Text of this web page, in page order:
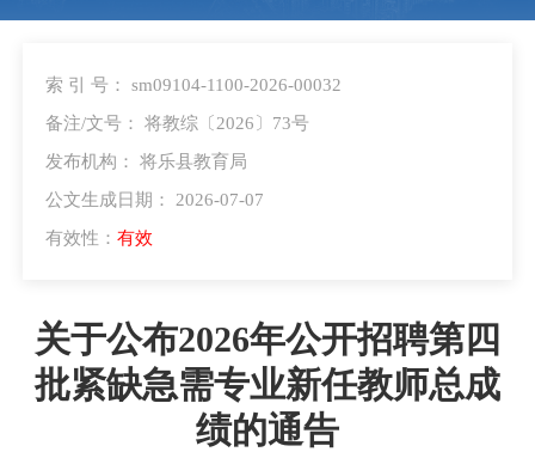
索 引 号： sm09104-1100-2026-00032
备注/文号： 将教综〔2026〕73号
发布机构： 将乐县教育局
公文生成日期： 2026-07-07
有效性： 有效
关于公布2026年公开招聘第四
批紧缺急需专业新任教师总成
绩的通告